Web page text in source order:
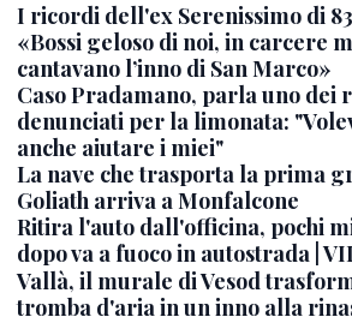
I ricordi dell'ex Serenissimo di
«Bossi geloso di noi, in carcere
cantavano l’inno di San Marco»
Caso Pradamano, parla uno dei
denunciati per la limonata:
anche aiutare i miei"
La nave che trasporta la prima
Goliath arriva a Monfalcone
Ritira l'auto dall'officina, pochi
dopo va a fuoco in autostrada |
Vallà, il murale di Vesod
tromba d'aria in un inno alla